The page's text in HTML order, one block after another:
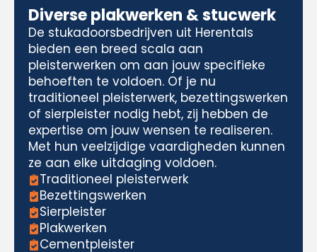
Diverse plakwerken & stucwerk
De stukadoorsbedrijven uit Herentals
bieden een breed scala aan
pleisterwerken om aan jouw specifieke
behoeften te voldoen. Of je nu
traditioneel pleisterwerk, bezettingswerken
of sierpleister nodig hebt, zij hebben de
expertise om jouw wensen te realiseren.
Met hun veelzijdige vaardigheden kunnen
ze aan elke uitdaging voldoen.
Traditioneel pleisterwerk
Bezettingswerken
Sierpleister
Plakwerken
Cementpleister